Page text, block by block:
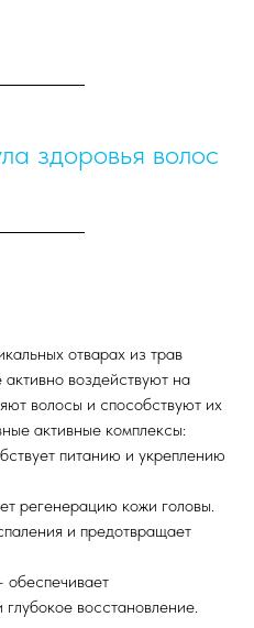
здоровья волос
отварах из трав
воздействуют на
волосы и способствуют их
активные комплексы:
питанию и укреплению
регенерацию кожи головы.
и предотвращает
обеспечивает
восстановление.